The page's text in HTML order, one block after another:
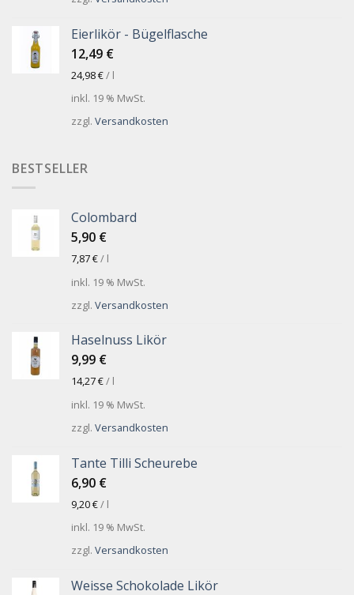
Eierlikör - Bügelflasche
12,49 €
24,98€/ l
inkl. 19 % MwSt.
zzgl. Versandkosten
BESTSELLER
Colombard
5,90 €
7,87€/ l
inkl. 19 % MwSt.
zzgl. Versandkosten
Haselnuss Likör
9,99 €
14,27€/ l
inkl. 19 % MwSt.
zzgl. Versandkosten
Tante Tilli Scheurebe
6,90 €
9,20€/ l
inkl. 19 % MwSt.
zzgl. Versandkosten
Weisse Schokolade Likör